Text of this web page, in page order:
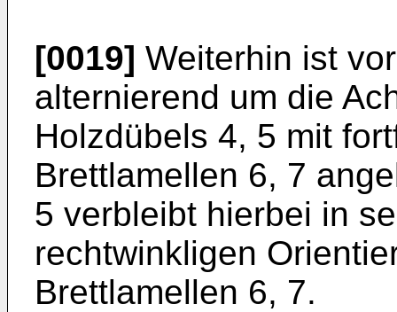
[0019] Weiterhin ist
alternierend um die
Holzdübels 4, 5 mit
Brettlamellen 6, 7
5 verbleibt hierbei in
rechtwinkligen
Brettlamellen 6, 7.